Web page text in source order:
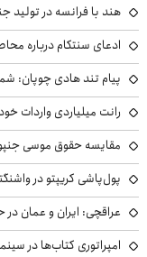
هند با فرانسه در تولید
ادعای سنتکام درباره محاصره
پیام تند هادی چوپان:
رانت میلیاردی واردات
مقایسه حقوق موسی
پول‌پاشی کریپتو در
عراقچی: ایران و عمان
امپراتوری کتاب‌ها در